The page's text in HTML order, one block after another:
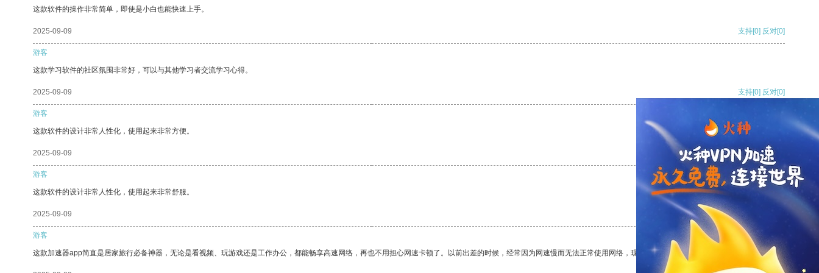
这款软件的操作非常简单，即使是小白也能快速上手。
2025-09-09 支持[0] 反对[0]
游客
这款学习软件的社区氛围非常好，可以与其他学习者交流学习心得。
2025-09-09 支持[0] 反对[0]
游客
这款软件的设计非常人性化，使用起来非常方便。
2025-09-09 支持[0] 反对
游客
这款软件的设计非常人性化，使用起来非常舒服。
2025-09-09 支持
游客
这款加速器app简直是居家旅行必备神器，无论是看视频、玩游戏还是工作办公，都能畅享高速网络，再也不用担心网速卡顿了。以前出差的时候，经常因为网速慢而无法正常使用网络，现在有了这个app，我再也不用担心了。